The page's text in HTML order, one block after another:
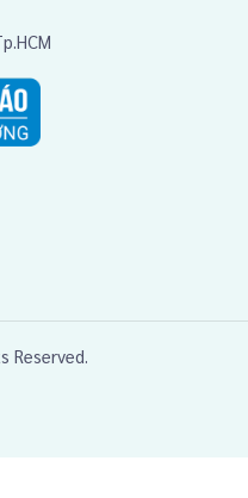
Reserved.